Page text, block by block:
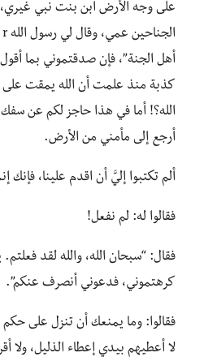
على وجه الأرض ابن بنت نبي
أهل الجنة”، فإن صدقتموني بما
كذبة منذ علمت أن الله يمقت على
الله؟! أما في هذا حاجز لكم عن
أرجع إلى مأمني من الأرض.
ألم تكتبوا إليَّ أن اقدم علينا،
فقالوا له: لم نفعل!
فقال: “سبحان الله، والله لقد فعلتم.
كرهتموني، فدعوني أنصرف عنكم”.
فقالوا: وما يمنعك أن تنزل على حكم
لا أعطيهم بيدي إعطاء الذليل، ولا